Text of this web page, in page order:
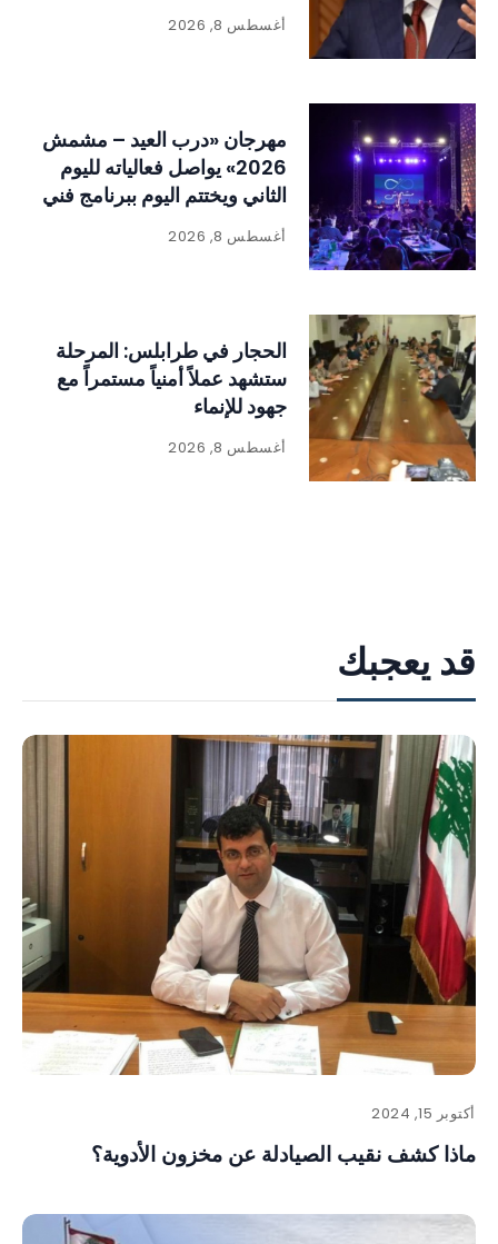
أغسطس 8, 2026
مهرجان «درب العيد – مشمش
2026» يواصل فعالياته لليوم
الثاني ويختتم اليوم ببرنامج فني
وتراثي حافل
أغسطس 8, 2026
الحجار في طرابلس: المرحلة
ستشهد عملاً أمنياً مستمراً مع
جهود للإنماء
أغسطس 8, 2026
قد يعجبك
أكتوبر 15, 2024
ماذا كشف نقيب الصيادلة عن مخزون الأدوية؟